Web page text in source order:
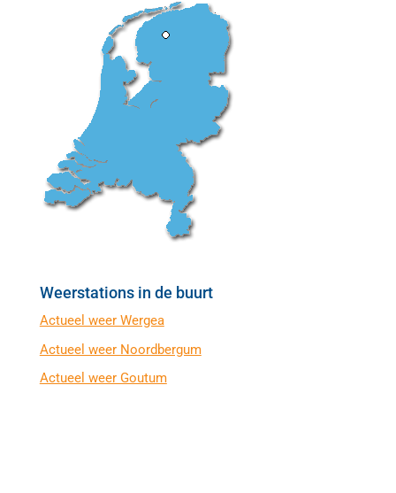
Weerstations in de buurt
Actueel weer Wergea
Actueel weer Noordbergum
Actueel weer Goutum